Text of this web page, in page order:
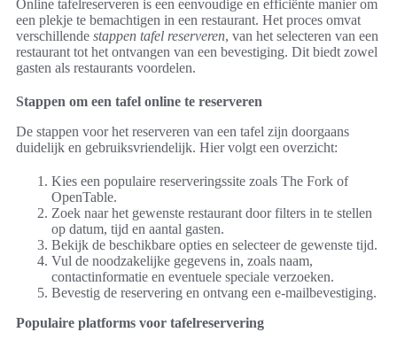
Online tafelreserveren is een eenvoudige en efficiënte manier om
een plekje te bemachtigen in een restaurant. Het proces omvat
verschillende stappen tafel reserveren, van het selecteren van een
restaurant tot het ontvangen van een bevestiging. Dit biedt zowel
gasten als restaurants voordelen.
Stappen om een tafel online te reserveren
De stappen voor het reserveren van een tafel zijn doorgaans
duidelijk en gebruiksvriendelijk. Hier volgt een overzicht:
Kies een populaire reserveringssite zoals The Fork of
OpenTable.
Zoek naar het gewenste restaurant door filters in te stellen
op datum, tijd en aantal gasten.
Bekijk de beschikbare opties en selecteer de gewenste tijd.
Vul de noodzakelijke gegevens in, zoals naam,
contactinformatie en eventuele speciale verzoeken.
Bevestig de reservering en ontvang een e-mailbevestiging.
Populaire platforms voor tafelreservering